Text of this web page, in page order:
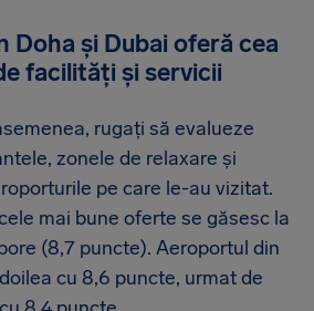
și Dubai oferă cea
facilități și servicii
rugați să evalueze
zonele de relaxare și
pe care le-au vizitat.
mai bune oferte se găsesc la
(8,7 puncte). Aeroportul din
cu 8,6 puncte, urmat de